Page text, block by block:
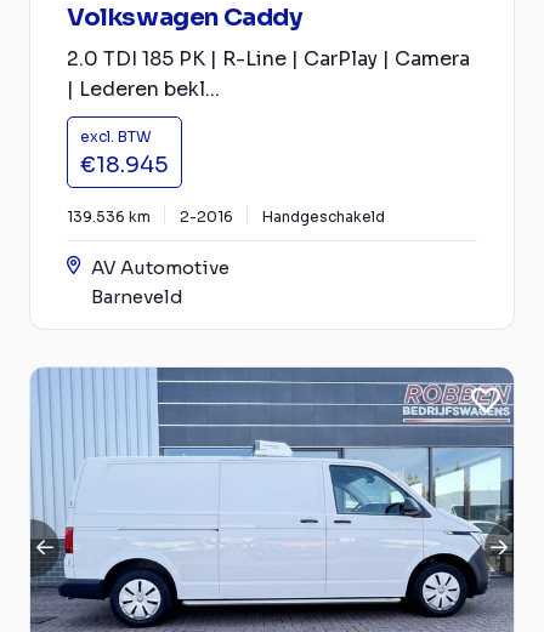
Volkswagen Caddy
2.0 TDI 185 PK | R-Line | CarPlay | Camera
| Lederen bekl...
excl. BTW
€18.945
139.536 km 2-2016 Handgeschakeld
AV Automotive
Barneveld